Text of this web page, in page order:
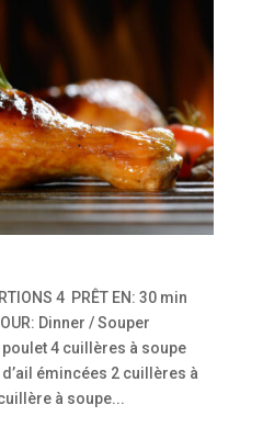
4 PRÊT EN: 30 min
Dinner / Souper
4 cuillères à soupe
émincées 2 cuillères à
à soupe...